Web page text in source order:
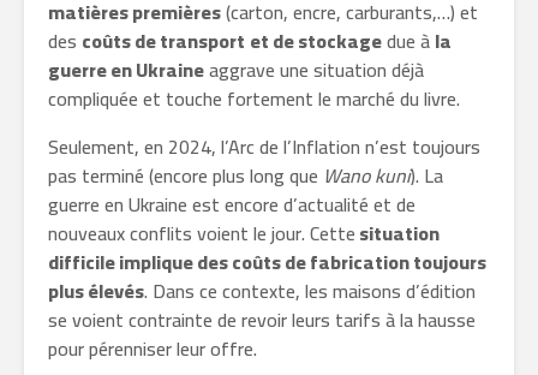
matières premières(carton, encre, carburants,…) et
des coûts de transport et de stockagedue àla
guerre en Ukraineaggrave une situation déjà
compliquée et touche fortement le marché du livre.
Seulement, en 2024, l’Arc de l’Inflation n’est toujours
pas terminé (encore plus long que Wano kuni). La
guerre en Ukraine est encore d’actualité et de
nouveaux conflits voient le jour. Cettesituation
difficile implique des coûts de fabrication toujours
plus élevés. Dans ce contexte, les maisons d’édition
se voient contrainte de revoir leurs tarifs à la hausse
pour pérenniser leur offre.